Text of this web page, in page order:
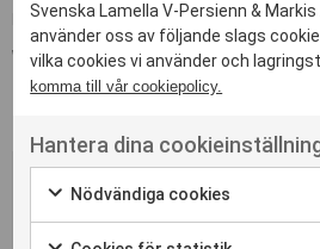
FLÖDE FÖR KOMMENTARER
WORDPRESS.ORG
Kontakta oss
Svenska Lamella V-Persienn &
använder oss av följande slags
vilka cookies vi använder och
komma till vår cookiepolicy.
Hantera dina
Nödvändiga cookies